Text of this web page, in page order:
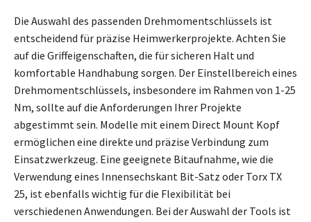
Die Auswahl des passenden Drehmomentschlüssels ist
entscheidend für präzise Heimwerkerprojekte. Achten Sie
auf die Griffeigenschaften, die für sicheren Halt und
komfortable Handhabung sorgen. Der Einstellbereich eines
Drehmomentschlüssels, insbesondere im Rahmen von 1-25
Nm, sollte auf die Anforderungen Ihrer Projekte
abgestimmt sein. Modelle mit einem Direct Mount Kopf
ermöglichen eine direkte und präzise Verbindung zum
Einsatzwerkzeug. Eine geeignete Bitaufnahme, wie die
Verwendung eines Innensechskant Bit-Satz oder Torx TX
25, ist ebenfalls wichtig für die Flexibilität bei
verschiedenen Anwendungen. Bei der Auswahl der Tools ist